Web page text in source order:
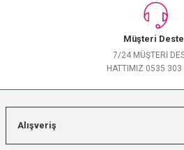
Müşteri
7/24 MÜŞTERİ
HATTIMIZ 0535
Alışveriş